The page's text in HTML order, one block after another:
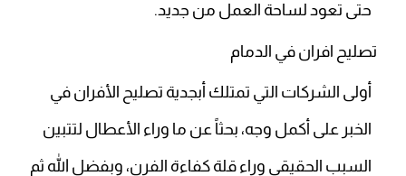
حتى تعود لساحة العمل من جديد.
تصليح افران في الدمام
أولى الشركات التي تمتلك أبجدية تصليح الأفران في
الخبر على أكمل وجه، بحثاً عن ما وراء الأعطال لتتبين
السبب الحقيقي وراء قلة كفاءة الفرن، وبفضل الله ثم